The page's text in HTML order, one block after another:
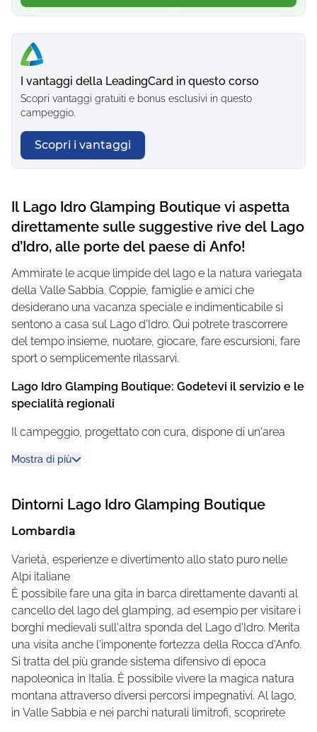
I vantaggi della LeadingCard in questo corso
Scopri vantaggi gratuiti e bonus esclusivi in questo
campeggio.
Scopri i vantaggi
Il Lago Idro Glamping Boutique vi aspetta
direttamente sulle suggestive rive del Lago
d’Idro, alle porte del paese di Anfo!
Ammirate le acque limpide del lago e la natura variegata
della Valle Sabbia. Coppie, famiglie e amici che
desiderano una vacanza speciale e indimenticabile si
sentono a casa sul Lago d'Idro. Qui potrete trascorrere
del tempo insieme, nuotare, giocare, fare escursioni, fare
sport o semplicemente rilassarvi.
Lago Idro Glamping Boutique: Godetevi il servizio e le
specialità regionali
Il campeggio, progettato con cura, dispone di un'area
Che ne dite di una deliziosa colazione, di un cappuccino o
Nella zona del ristorante c'è anche un minimarket. Qui
troverete specialità e tutto ciò che è più importante per le
vostre esigenze quotidiane, senza dover uscire dal
campeggio.
piscina, idromassaggio e scivolo d'acqua
Presso il campeggio Lago Idro Glamping Boutique
troverete anche una piscina, ideale per rinfrescarvi nei
mesi più caldi e rilassarvi su un lettino prendisole. I
bambini sfrecciano eccitati lungo lo scivolo curvo. Nella
zona piscina è presente anche una piscina
idromassaggio. Rilassatevi con una splendida vista sulla
natura circostante.
Mostra di più
Dintorni Lago Idro Glamping Boutique
Lombardia
Varietà, esperienze e divertimento allo stato puro nelle
Alpi italiane
È possibile fare una gita in barca direttamente davanti al
cancello del lago del glamping, ad esempio per visitare i
borghi medievali sull'altra sponda del Lago d'Idro. Merita
una visita anche l'imponente fortezza della Rocca d'Anfo.
Si tratta del più grande sistema difensivo di epoca
napoleonica in Italia. È possibile vivere la magica natura
montana attraverso diversi percorsi impegnativi. Al lago,
in Valle Sabbia e nei parchi naturali limitrofi, scoprirete